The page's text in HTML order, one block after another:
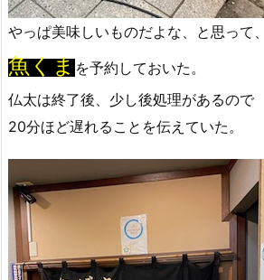
やっぱ美味しいものだよな、と思って、
魚くまを予約しておいた。
仏太は終了後、少し後処理があるので
20分ほど遅れることを伝えていた。